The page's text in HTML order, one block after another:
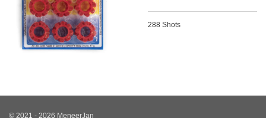
288 Shots
© 2021 - 2026 MeneerJan